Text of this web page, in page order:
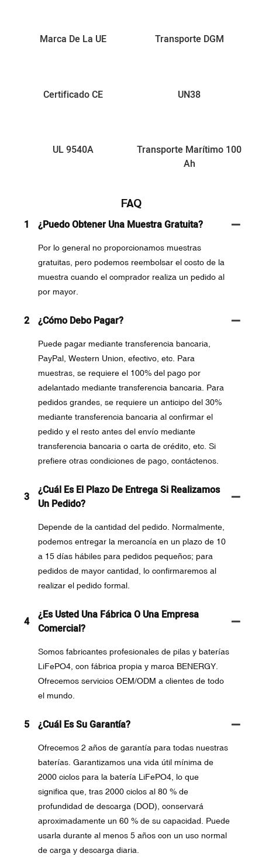
Marca De La UE Transporte DGM
Certificado CE UN38
UL 9540A
Transporte Marítimo 100
Ah
FAQ
1 ¿Puedo Obtener Una Muestra Gratuita?
Por lo general no proporcionamos muestras
gratuitas, pero podemos reembolsar el costo de la
muestra cuando el comprador realiza un pedido al
por mayor.
2 ¿Cómo Debo Pagar?
Puede pagar mediante transferencia bancaria,
PayPal, Western Union, efectivo, etc. Para
muestras, se requiere el 100% del pago por
adelantado mediante transferencia bancaria. Para
pedidos grandes, se requiere un anticipo del 30%
mediante transferencia bancaria al confirmar el
pedido y el resto antes del envío mediante
transferencia bancaria o carta de crédito, etc. Si
prefiere otras condiciones de pago, contáctenos.
3
¿Cuál Es El Plazo De Entrega Si Realizamos
Un Pedido?
Depende de la cantidad del pedido. Normalmente,
podemos entregar la mercancía en un plazo de 10
a 15 días hábiles para pedidos pequeños; para
pedidos de mayor cantidad, lo confirmaremos al
realizar el pedido formal.
4
¿Es Usted Una Fábrica O Una Empresa
Comercial?
Somos fabricantes profesionales de pilas y baterías
LiFePO4, con fábrica propia y marca BENERGY.
Ofrecemos servicios OEM/ODM a clientes de todo
el mundo.
5 ¿Cuál Es Su Garantía?
Ofrecemos 2 años de garantía para todas nuestras
baterías. Garantizamos una vida útil mínima de
2000 ciclos para la batería LiFePO4, lo que
significa que, tras 2000 ciclos al 80 % de
profundidad de descarga (DOD), conservará
aproximadamente un 60 % de su capacidad. Puede
usarla durante al menos 5 años con un uso normal
de carga y descarga diaria.